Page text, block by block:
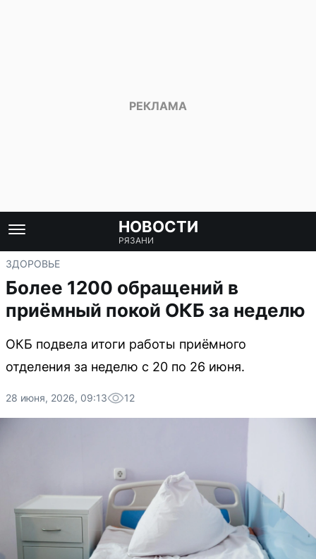
НОВОСТИ
РЯЗАНИ
ЗДОРОВЬЕ
Более 1200 обращений в
приёмный покой ОКБ за неделю
ОКБ подвела итоги работы приёмного
отделения за неделю с 20 по 26 июня.
28 июня, 2026, 09:13 12